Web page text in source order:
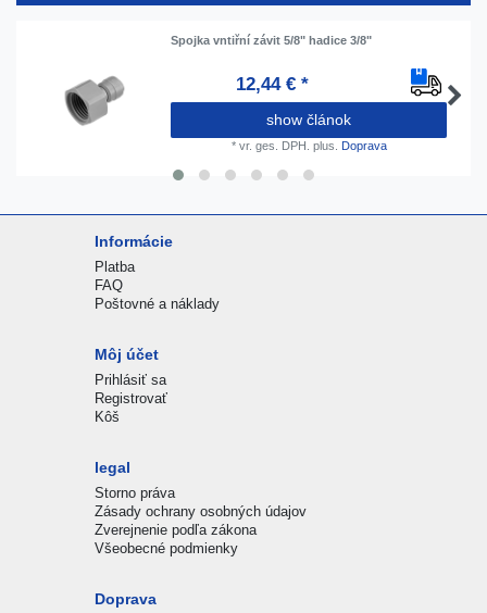
Spojka vntiřní závit 5/8" hadice 3/8"
12,44 € *
show článok
* vr. ges. DPH. plus. Doprava
Informácie
Platba
FAQ
Poštovné a náklady
Môj účet
Prihlásiť sa
Registrovať
Kôš
legal
Storno práva
Zásady ochrany osobných údajov
Zverejnenie podľa zákona
Všeobecné podmienky
Doprava